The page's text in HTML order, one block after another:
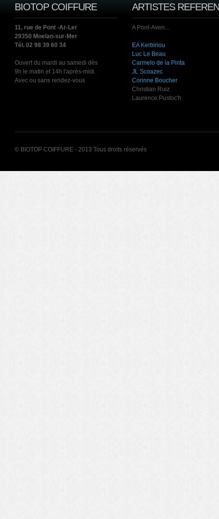
BIOTOP COIFFURE
11, rue de Pont -Ar-Ler
29350 Moelan-sur-Mer
Tél. 02 98 39 60 34
Ouvert du mardi au samedi dès
9h le matin et 14h l'après-midi.
Avec ou sans rendez-vous
ARTISTES
A Pont-Aven...
EA Kerbiriou
Luc Le Beau
Carmelo de la Pinta
JL Scoazec
Corinne Boucher
Christian Ruiz
Laurence Pustoc'h
© BIOTOP COIFFURE - 2013 Tous droits réservés